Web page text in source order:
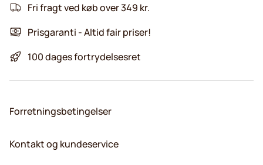
Fri fragt ved køb over 349 kr.
Prisgaranti - Altid fair priser!
100 dages fortrydelsesret
Forretningsbetingelser
Kontakt og kundeservice